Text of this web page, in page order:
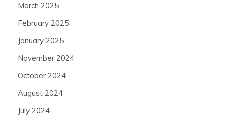
March 2025
February 2025
January 2025
November 2024
October 2024
August 2024
July 2024